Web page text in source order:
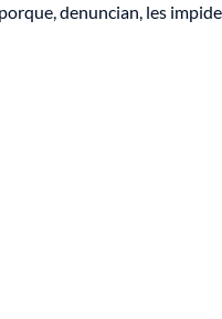
denuncian, les